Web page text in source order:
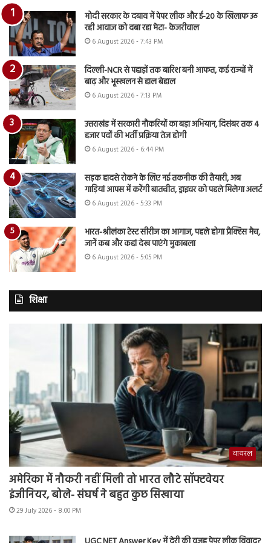
मोदी सरकार के दबाव में पेपर लीक और ई-20 के खिलाफ उठ
रही आवाज को दबा रहा मेटा- केजरीवाल
6 August 2026 - 7:43 PM
दिल्ली-NCR से पहाड़ों तक बारिश बनी आफत, कई राज्यों में
बाढ़ और भूस्खलन से हाल बेहाल
6 August 2026 - 7:13 PM
उत्तराखंड में सरकारी नौकरियों का बड़ा अभियान, दिसंबर तक 4
हजार पदों की भर्ती प्रक्रिया तेज होगी
6 August 2026 - 6:44 PM
सड़क हादसे रोकने के लिए नई तकनीक की तैयारी, अब
गाड़ियां आपस में करेंगी बातचीत, ड्राइवर को पहले मिलेगा अलर्ट
6 August 2026 - 5:33 PM
भारत-श्रीलंका टेस्ट सीरीज का आगाज, पहले होगा प्रैक्टिस मैच,
जानें कब और कहां देख पाएंगे मुकाबला
6 August 2026 - 5:05 PM
शिक्षा
वायरल
अमेरिका में नौकरी नहीं मिली तो भारत लौटे सॉफ्टवेयर
इंजीनियर, बोले- संघर्ष ने बहुत कुछ सिखाया
29 July 2026 - 8:00 PM